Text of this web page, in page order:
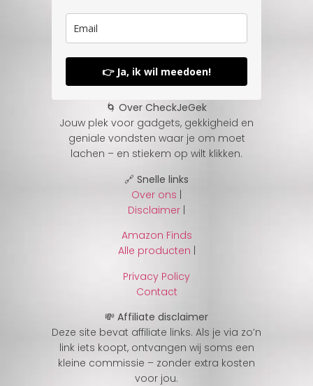
👉 Ja, ik wil meedoen!
🌀 Over CheckJeGek
Jouw plek voor gadgets, gekkigheid en
geniale vondsten waar je om moet
lachen – en stiekem op wilt klikken.
🔗 Snelle links
Over ons |
Disclaimer |
Amazon Finds
Alle producten
Privacy Policy
Contact
💸 Affiliate disclaimer
Deze site bevat affiliate links. Als je via zo’n
link iets koopt, ontvangen wij soms een
kleine commissie – zonder extra kosten
voor jou.